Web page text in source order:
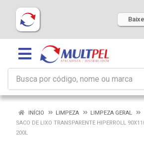
INÍCIO LIMPEZA
LIMPEZA GERAL
SACO DE LIXO TRANSPARENTE HIPERROLL
200L